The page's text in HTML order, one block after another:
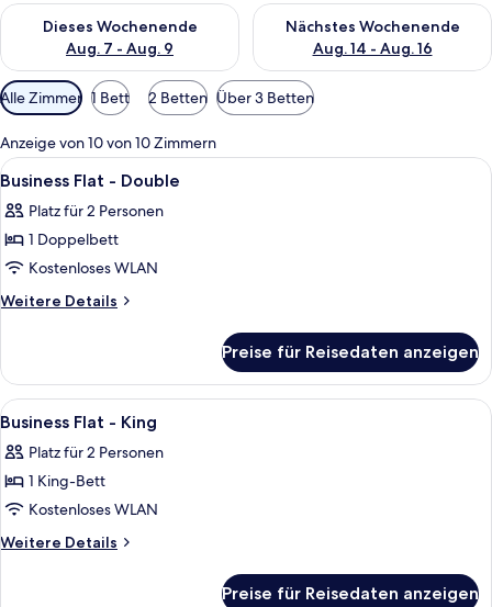
Dieses Wochenende
Aug. 7 - Aug. 9
Überprüfe die Verfügbarkeit für dieses Wochenende, Aug. 7
Nächstes Wochenende
Aug. 14 - Aug. 16
Überprüfe die Verfügbarkeit
Verfügbare
Filter
für
Zimmer
Alle Zimmer 1 Bett 2 Betten Über 3 Betten
Anzeige von 10 von 10 Zimmern
Alle
Fotos
für
Business
Flat
-
Eine Hotellobby mit einer
7
Business Flat - Double
Platz für 2 Personen
1 Doppelbett
Kostenloses WLAN
Weitere Details
Weitere
Flat
Double
Preise für Reisedaten anzeigen
Alle
Fotos
für
Business
Flat
-
Ein Hotelzimmer mit einem großen
6
Business Flat - King
Platz für 2 Personen
1 King-Bett
Kostenloses WLAN
Weitere Details
Weitere
Preise für Reisedaten anzeigen